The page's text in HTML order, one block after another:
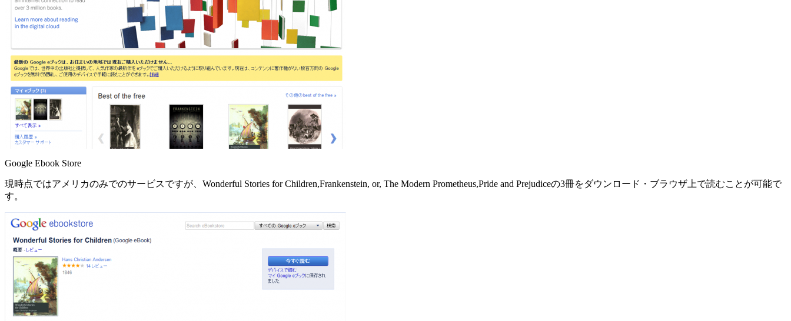
Google Ebook Store
現時点ではアメリカのみでのサービスですが、Wonderful Stories for Children,Frankenstein, or, The Modern Prometheus,Pride and Prejudiceの3冊をダウンロード・ブラウザ上で読むことが可能で
す。